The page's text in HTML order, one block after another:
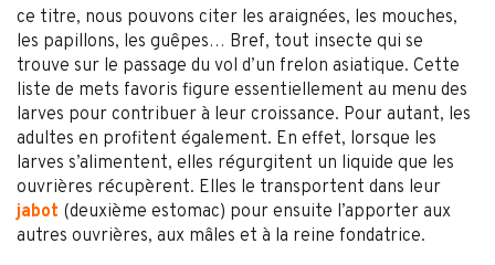
ce titre, nous pouvons citer les araignées, les mouches,
les papillons, les guêpes… Bref, tout insecte qui se
trouve sur le passage du vol d’un frelon asiatique. Cette
liste de mets favoris figure essentiellement au menu des
larves pour contribuer à leur croissance. Pour autant, les
adultes en profitent également. En effet, lorsque les
larves s’alimentent, elles régurgitent un liquide que les
ouvrières récupèrent. Elles le transportent dans leur
jabot (deuxième estomac) pour ensuite l’apporter aux
autres ouvrières, aux mâles et à la reine fondatrice.